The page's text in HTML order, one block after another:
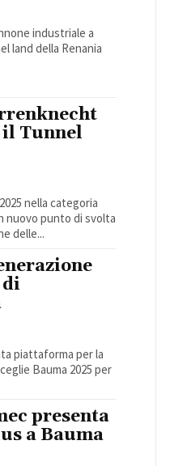
industriale a
land della Renania
il Tunnel
nella categoria
nuovo punto di svolta
delle...
di
piattaforma per la
Bauma 2025 per
presenta
a Bauma